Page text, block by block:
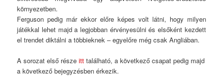
környezetben.
Ferguson pedig már ekkor előre képes volt látni, hogy milyen
játékkal lehet majd a legjobban érvényesülni és elsőként kezdett
el trendet diktálni a többieknek – egyelőre még csak Angliában.
A sorozat első részeitt található, a következő csapat pedig majd
a következő bejegyzésben érkezik.